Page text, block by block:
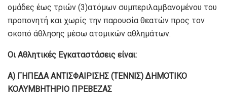
ομάδες έως τριών (3)ατόμων συμπεριλαμβανομένου του
προπονητή και χωρίς την παρουσία θεατών προς τον
σκοπό άθλησης μέσω ατομικών αθλημάτων.
Οι Αθλητικές Εγκαταστάσεις είναι:
Α) ΓΗΠΕΔΑ ΑΝΤΙΣΦΑΙΡΙΣΗΣ (ΤΕΝΝΙΣ) ΔΗΜΟΤΙΚΟ
ΚΟΛΥΜΒΗΤΗΡΙΟ ΠΡΕΒΕΖΑΣ